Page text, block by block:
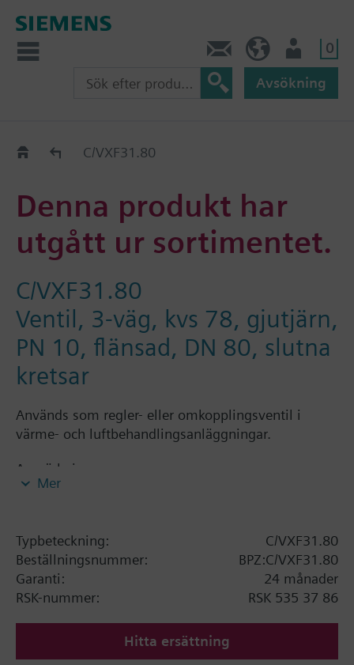
0
Avsökning
Old2NewC/VXF31.80
Denna produkt har
utgått ur sortimentet.
C/VXF31.80
Ventil, 3-väg, kvs 78, gjutjärn,
PN 10, flänsad, DN 80, slutna
kretsar
Används som regler- eller omkopplingsventil i
värme- och luftbehandlingsanläggningar.
Anmärkning
2-vägs-/3-vägsventiler PN 10 med flänsad
Mer
Typbeteckning:
C/VXF31.80
Beställningsnummer:
BPZ:C/VXF31.80
Garanti:
24 månader
RSK-nummer:
RSK 535 37 86
Hitta ersättning